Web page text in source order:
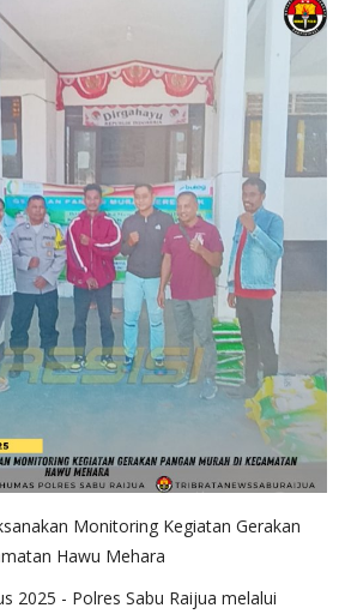
Monitoring Kegiatan Gerakan
Hawu Mehara
2025 - Polres Sabu Raijua melalui